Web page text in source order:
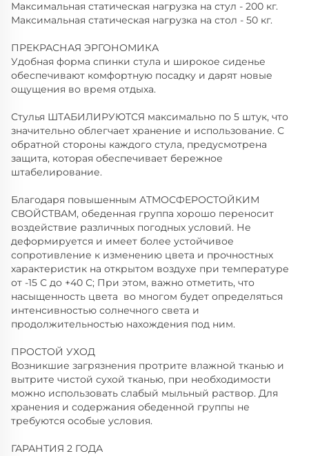
Максимальная статическая нагрузка на стул - 200 кг.
Максимальная статическая нагрузка на стол - 50 кг.
ПРЕКРАСНАЯ ЭРГОНОМИКА
Удобная форма спинки стула и широкое сиденье
обеспечивают комфортную посадку и дарят новые
ощущения во время отдыха.
Стулья ШТАБИЛИРУЮТСЯ максимально по 5 штук, что
значительно облегчает хранение и использование. С
обратной стороны каждого стула, предусмотрена
защита, которая обеспечивает бережное
штабелирование.
Благодаря повышенным АТМОСФЕРОСТОЙКИМ
СВОЙСТВАМ, обеденная группа хорошо переносит
воздействие различных погодных условий. Не
деформируется и имеет более устойчивое
сопротивление к изменению цвета и прочностных
характеристик на открытом воздухе при температуре
от -15 С до +40 С; При этом, важно отметить, что
насыщенность цвета во многом будет определяться
интенсивностью солнечного света и
продолжительностью нахождения под ним.
ПРОСТОЙ УХОД
Возникшие загрязнения протрите влажной тканью и
вытрите чистой сухой тканью, при необходимости
можно использовать слабый мыльный раствор. Для
хранения и содержания обеденной группы не
требуются особые условия.
ГАРАНТИЯ 2 ГОДА